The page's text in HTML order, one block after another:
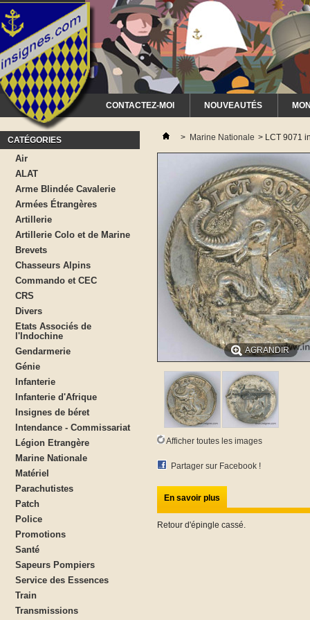
CONTACTEZ-MOI NOUVEAUTÉS
CATÉGORIES
Air
ALAT
Arme Blindée Cavalerie
Armées Étrangères
Artillerie
Artillerie Colo et de Marine
Brevets
Chasseurs Alpins
Commando et CEC
CRS
Divers
Etats Associés de
l'Indochine
Gendarmerie
Génie
Infanterie
Infanterie d'Afrique
Insignes de béret
Intendance - Commissariat
Légion Etrangère
Marine Nationale
Matériel
Parachutistes
Patch
Police
Promotions
Santé
Sapeurs Pompiers
Service des Essences
Train
Transmissions
> Marine Nationale > LCT 9071
AGRANDIR
Afficher toutes les images
Partager sur Facebook !
En savoir plus
Retour d'épingle cassé.